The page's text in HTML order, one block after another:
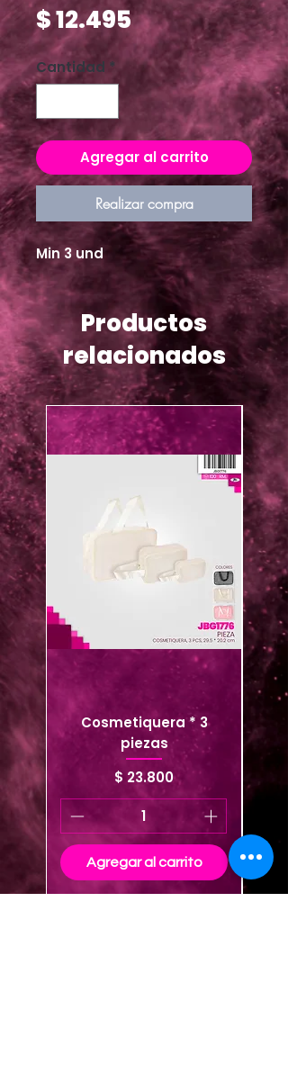
$ 12.495Precio
Cantidad *
Agregar al carrito
Realizar compra
Min 3 und
Productos
relacionados
Cosmetiquera * 3
piezas
Precio
$ 23.800
Agregar al carrito